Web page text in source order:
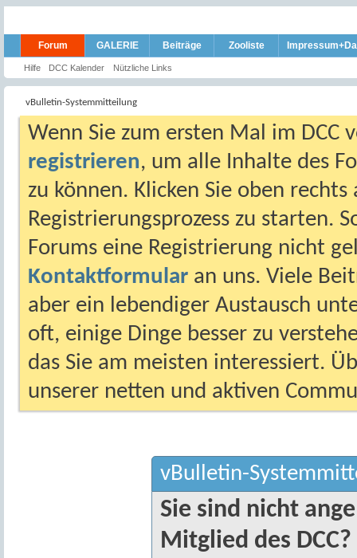
Forum
Hilfe DCC Kalender Nützliche Links
GALERIE Beiträge Zooliste
vBulletin-Systemmitteilung
Wenn Sie zum ersten Mal im DCC
registrieren, um alle Inhalte des
zu können. Klicken Sie oben
Registrierungsprozess zu starten.
Forums eine Registrierung nicht
Kontaktformular an uns. Viele
aber ein lebendiger Austausch
oft, einige Dinge besser zu
das Sie am meisten interessiert.
unserer netten und aktiven
vBulletin-
Sie sind nicht
Mitglied des DCC?